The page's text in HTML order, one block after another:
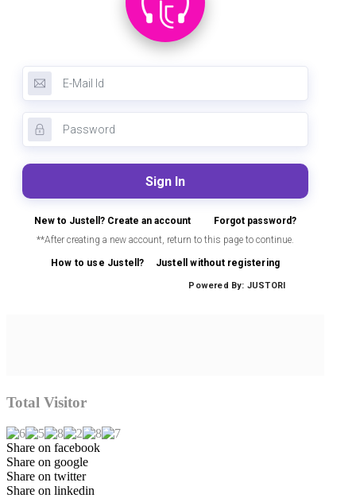
Total Visitor
Share on facebook
Share on google
Share on twitter
Share on linkedin